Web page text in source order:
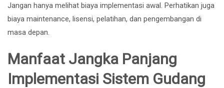
Jangan hanya melihat biaya implementasi awal. Perhatikan juga
biaya maintenance, lisensi, pelatihan, dan pengembangan di
masa depan.
Manfaat Jangka Panjang
Implementasi Sistem Gudang